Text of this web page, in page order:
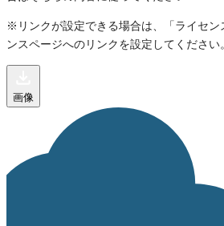
※リンクが設定できる場合は、「ライセン
ンスページへのリンクを設定してください。
画像